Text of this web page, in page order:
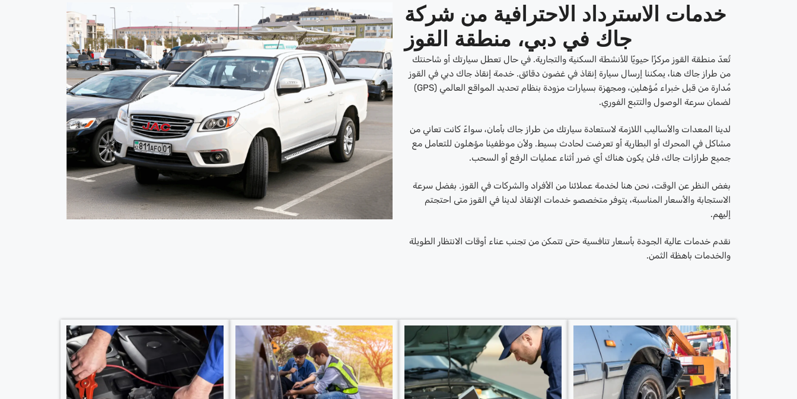
خدمات الاسترداد الاحترافية من شركة
جاك في دبي، منطقة القوز
تُعدّ منطقة القوز مركزًا حيويًا للأنشطة السكنية والتجارية. في حال تعطل سيارتك أو شاحنتك
من طراز جاك هنا، يمكننا إرسال سيارة إنقاذ في غضون دقائق. خدمة إنقاذ جاك دبي في القوز
مُدارة من قبل خبراء مُؤهلين، ومجهزة بسيارات مزودة بنظام تحديد المواقع العالمي (GPS)
لضمان سرعة الوصول والتتبع الفوري.
لدينا المعدات والأساليب اللازمة لاستعادة سيارتك من طراز جاك بأمان، سواءً كانت تعاني من
مشاكل في المحرك أو البطارية أو تعرضت لحادث بسيط. ولأن موظفينا مؤهلون للتعامل مع
جميع طرازات جاك، فلن يكون هناك أي ضرر أثناء عمليات الرفع أو السحب.
بغض النظر عن الوقت، نحن هنا لخدمة عملائنا من الأفراد والشركات في القوز. بفضل سرعة
الاستجابة والأسعار المناسبة، يتوفر متخصصو خدمات الإنقاذ لدينا في القوز متى احتجتم
إليهم.
نقدم خدمات عالية الجودة بأسعار تنافسية حتى تتمكن من تجنب عناء أوقات الانتظار الطويلة
والخدمات باهظة الثمن.